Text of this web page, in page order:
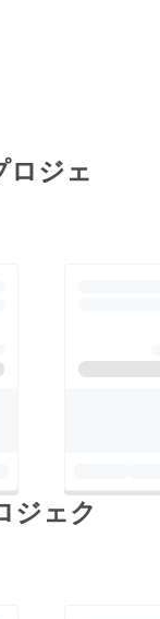
ロジェ
ジェク